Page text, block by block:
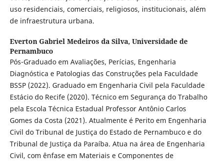
uso residenciais, comerciais, religiosos, institucionais, além
de infraestrutura urbana.
Everton Gabriel Medeiros da Silva, Universidade de
Pernambuco
Pós-Graduado em Avaliações, Perícias, Engenharia
Diagnóstica e Patologias das Construções pela Faculdade
BSSP (2022). Graduado em Engenharia Civil pela Faculdade
Estácio do Recife (2020). Técnico em Segurança do Trabalho
pela Escola Técnica Estadual Professor Antônio Carlos
Gomes da Costa (2021). Atualmente é Perito em Engenharia
Civil do Tribunal de Justiça do Estado de Pernambuco e do
Tribunal de Justiça da Paraíba. Atua na área de Engenharia
Civil, com ênfase em Materiais e Componentes de